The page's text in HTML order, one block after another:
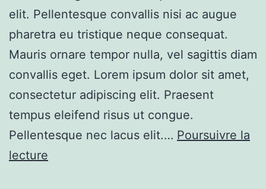
elit. Pellentesque convallis nisi ac augue
pharetra eu tristique neque consequat.
Mauris ornare tempor nulla, vel sagittis diam
convallis eget. Lorem ipsum dolor sit amet,
consectetur adipiscing elit. Praesent
tempus eleifend risus ut congue.
Pellentesque nec lacus elit.… Poursuivre la
lecture